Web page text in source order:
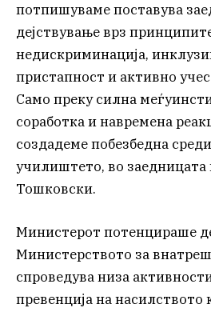
потпишуваме поставува
дејствување врз
недискриминација,
пристапност и активно
Само преку силна
соработка и навремена
создадеме побезбедна
училиштето, во заедницата
Тошковски.
Министерот потенцираше
Министерството за
спроведува низа
превенција на насилството